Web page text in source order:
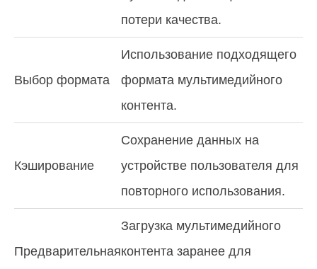
потери качества.
Выбор формата
Использование подходящего
формата мультимедийного
контента.
Кэширование
Сохранение данных на
устройстве пользователя для
повторного использования.
Предварительная
Загрузка мультимедийного
контента заранее для